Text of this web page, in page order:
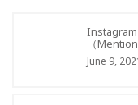
Instagram
（
June 9,